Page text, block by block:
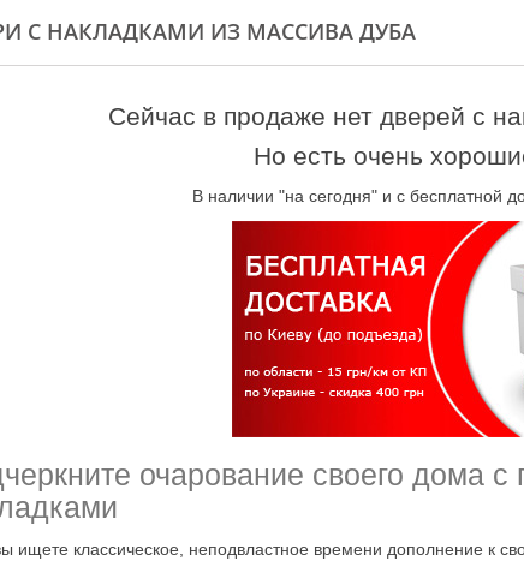
С НАКЛАДКАМИ ИЗ МАССИВА ДУБА
Сейчас в продаже нет дверей с
Но есть очень
В наличии "на сегодня" и с бесплатной
очарование своего дома
ищете классическое, неподвластное времени дополнение к